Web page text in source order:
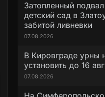
Затопленный
детский сад в
забитой ливневки
07.08.2026
В Кировграде урны
установить до 16
07.08.2026